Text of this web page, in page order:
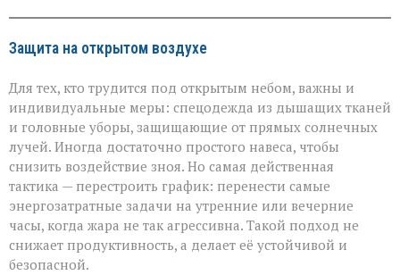
Защита на открытом воздухе
Для тех, кто трудится под открытым небом, важны и
индивидуальные меры: спецодежда из дышащих тканей
и головные уборы, защищающие от прямых солнечных
лучей. Иногда достаточно простого навеса, чтобы
снизить воздействие зноя. Но самая действенная
тактика — перестроить график: перенести самые
энергозатратные задачи на утренние или вечерние
часы, когда жара не так агрессивна. Такой подход не
снижает продуктивность, а делает её устойчивой и
безопасной.